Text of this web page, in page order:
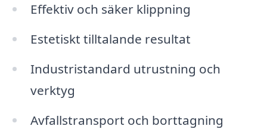
Effektiv och säker klippning
Estetiskt tilltalande resultat
Industristandard utrustning och
verktyg
Avfallstransport och borttagning